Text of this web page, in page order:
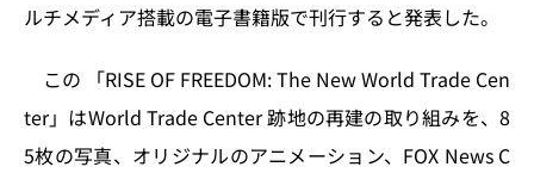
ルチメディア搭載の電子書籍版で刊行すると発表した。
この 「RISE OF FREEDOM: The New World Trade Cen
ter」はWorld Trade Center 跡地の再建の取り組みを、8
5枚の写真、オリジナルのアニメーション、FOX News C